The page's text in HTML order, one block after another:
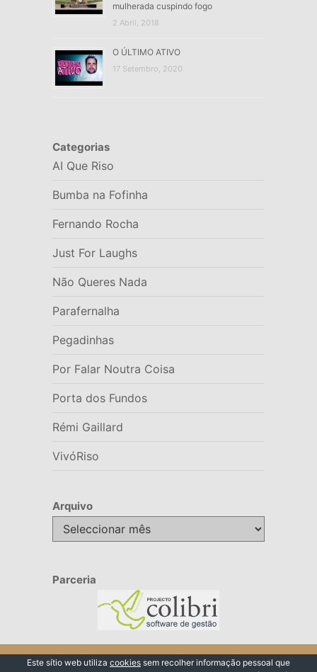
mulherada cuspindo fogo
2 Abril, 2018
O ÚLTIMO ATIVO
17 Setembro, 2020
Categorias
AI Que Riso
Bumba na Fofinha
Fernando Rocha
Just For Laughs
Não Queres Nada
Parafernalha
Pegadinhas
Por Falar Noutra Coisa
Porta dos Fundos
Rémi Gaillard
VivóRiso
Arquivo
Arquivo
Parceria
© 2026 VivóRiso
Este sítio web utiliza cookies sem recolher informação pessoal que